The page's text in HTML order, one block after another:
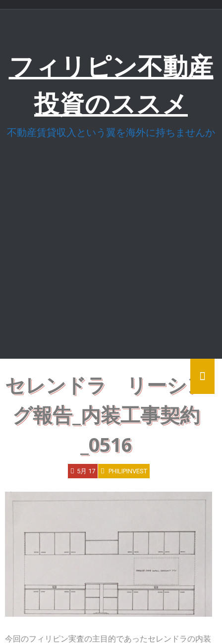
フィリピン不動産
投資のススメ
不動産賃貸収入という翼を海外に持ちませんか
セレンドラ リーシン
グ報告_内装工事契約
_0516
5月 17 PHILIPINVEST
今回のフィリピン実査の主目的であったセレンドラの内装